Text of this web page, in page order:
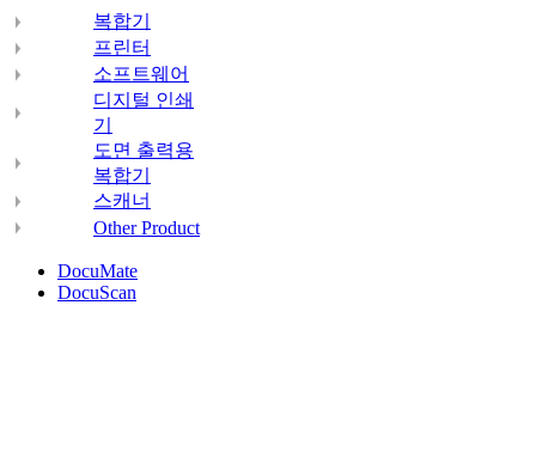
복합기
프린터
소프트웨어
디지털 인쇄
기
도면 출력용
복합기
스캐너
Other Product
DocuMate
DocuScan